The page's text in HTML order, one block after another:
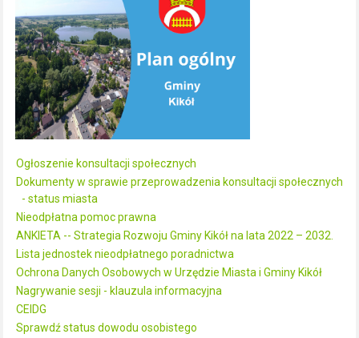
Ogłoszenie konsultacji społecznych
Dokumenty w sprawie przeprowadzenia konsultacji społecznych
- status miasta
Nieodpłatna pomoc prawna
ANKIETA -- Strategia Rozwoju Gminy Kikół na lata 2022 – 2032.
Lista jednostek nieodpłatnego poradnictwa
Ochrona Danych Osobowych w Urzędzie Miasta i Gminy Kikół
Nagrywanie sesji - klauzula informacyjna
CEIDG
Sprawdź status dowodu osobistego